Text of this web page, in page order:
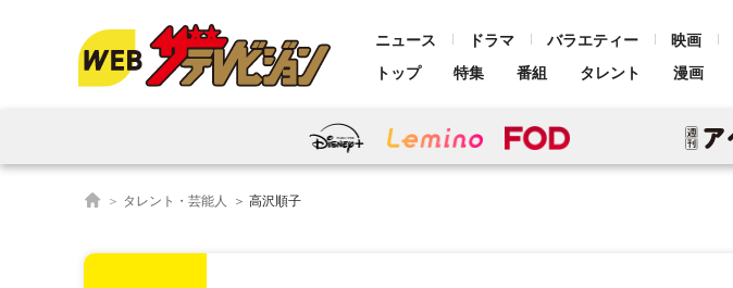
ニュース ドラマ バラエティー 映画
トップ
特集 番組 タレント 漫画
タレント・芸能人 高沢順子